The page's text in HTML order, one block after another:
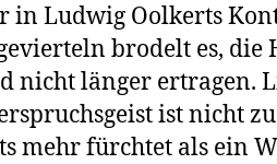
in Ludwig Oolkerts
brodelt es,
nicht länger ertragen.
ist nicht
mehr fürchtet als ein